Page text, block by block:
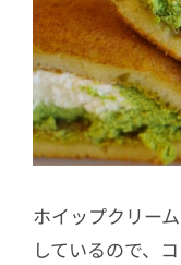
ホイップクリー
しているので、